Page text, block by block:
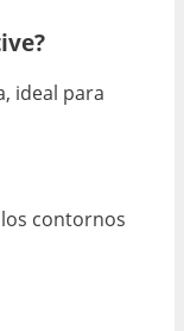
ideal para
contornos